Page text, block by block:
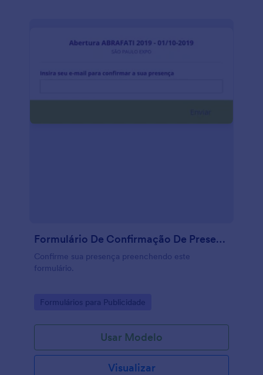
Formulário De Confirmação De Presença
Confirme sua presença preenchendo este
formulário.
Go to Category:
Formulários para Publicidade
Usar Modelo
Visualizar